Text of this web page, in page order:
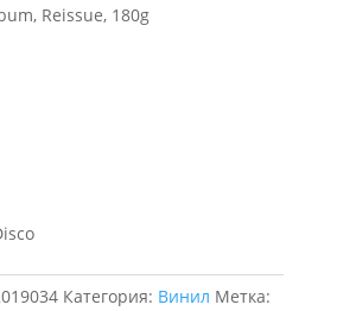
Reissue, 180g
Категория: Винил Метка: